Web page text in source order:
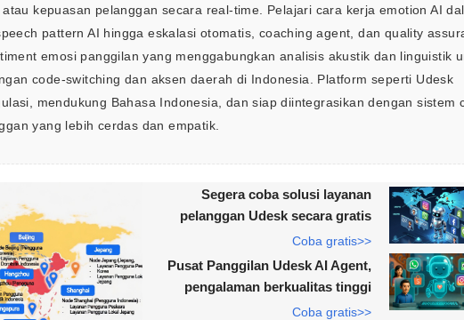
kepuasan pelanggan secara real-time. Pelajari cara kerja emotion AI
pattern AI hingga eskalasi otomatis, coaching agent, dan quality
emosi panggilan yang menggabungkan analisis akustik dan linguistik
code-switching dan aksen daerah di Indonesia. Platform seperti Udesk
mendukung Bahasa Indonesia, dan siap diintegrasikan dengan sistem
yang lebih cerdas dan empatik.
Segera coba solusi layanan
pelanggan Udesk secara gratis
Coba gratis>>
Pusat Panggilan Udesk AI Agent,
pengalaman berkualitas tinggi
Coba gratis>>